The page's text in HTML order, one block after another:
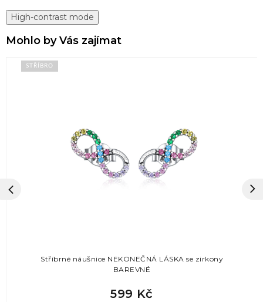
High-contrast mode
Mohlo by Vás zajímat
STŘÍBRO
Stříbrné náušnice NEKONEČNÁ LÁSKA se zirkony
BAREVNÉ
599 Kč